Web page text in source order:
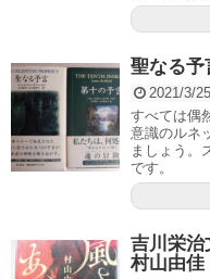
聖なる予
2021/3/25
すべては偶
意識のルネ
ましょう。
です。
吉川栄
村山由佳